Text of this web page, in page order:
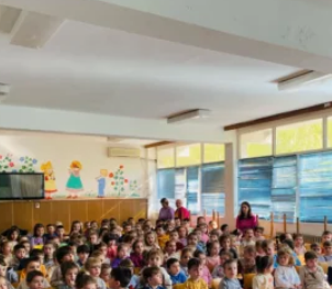
ЗНАЧЕЊЕ НА СЛУЖБАТА ЗА БАРАЊЕ
ФОРМУЛАРИ ЗА БАРАЊА
ЗДРАВСТВЕНО ПРЕВЕНТИВНА ДЕЈНОСТ
ПРВА ПОМОШ
КРВОДАРИТЕЛСТВО
ИНФОРМАЦИИ ЗА БОЛЕСТИ
МЕНАЏМЕНТ НА ВОЛОНТЕРИ